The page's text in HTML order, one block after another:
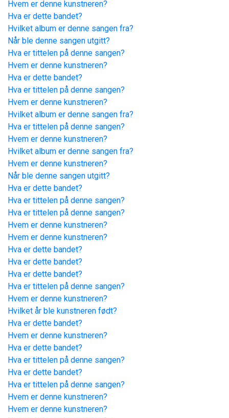
Hvem er denne kunstneren?
Hva er dette bandet?
Hvilket album er denne sangen fra?
Når ble denne sangen utgitt?
Hva er tittelen på denne sangen?
Hvem er denne kunstneren?
Hva er dette bandet?
Hva er tittelen på denne sangen?
Hvem er denne kunstneren?
Hvilket album er denne sangen fra?
Hva er tittelen på denne sangen?
Hvem er denne kunstneren?
Hvilket album er denne sangen fra?
Hvem er denne kunstneren?
Når ble denne sangen utgitt?
Hva er dette bandet?
Hva er tittelen på denne sangen?
Hva er tittelen på denne sangen?
Hvem er denne kunstneren?
Hvem er denne kunstneren?
Hva er dette bandet?
Hva er dette bandet?
Hva er dette bandet?
Hva er tittelen på denne sangen?
Hvem er denne kunstneren?
Hvilket år ble kunstneren født?
Hva er dette bandet?
Hvem er denne kunstneren?
Hva er dette bandet?
Hva er tittelen på denne sangen?
Hva er dette bandet?
Hva er tittelen på denne sangen?
Hvem er denne kunstneren?
Hvem er denne kunstneren?